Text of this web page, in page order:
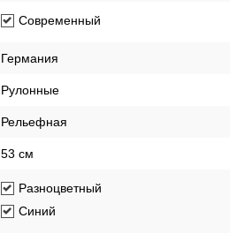
Современный
Германия
Рулонные
Рельефная
53 см
Разноцветный
Синий